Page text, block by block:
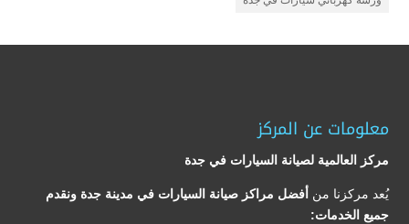
معلومات عن المركز
مركز العالمية لصيانة السيارات في جدة
يُعد مركزنا من أفضل مراكز صيانة السيارات في مدينة جدة ونقدم
جميع الخدمات: